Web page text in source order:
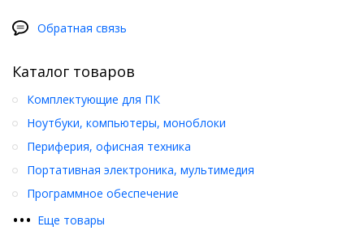
Обратная связь
Каталог товаров
••• Еще товары
Комплектующие для ПК
Ноутбуки, компьютеры, моноблоки
Периферия, офисная техника
Портативная электроника, мультимедия
Программное обеспечение